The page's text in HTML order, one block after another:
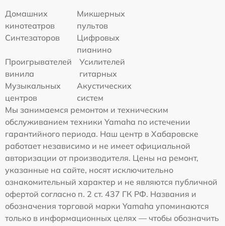
Домашних
кинотеатров
Микшерных
пультов
Синтезаторов
Цифровых
пианино
Проигрывателей
винила
Усилителей
гитарных
Музыкальных
центров
Акустических
систем
Мы занимаемся ремонтом и техническим
обслуживанием техники Yamaha по истечении
гарантийного периода. Наш центр в Хабаровске
работает независимо и не имеет официальной
авторизации от производителя. Цены на ремонт,
указанные на сайте, носят исключительно
ознакомительный характер и не являются публичной
офертой согласно п. 2 ст. 437 ГК РФ. Названия и
обозначения торговой марки Yamaha упоминаются
только в информационных целях — чтобы обозначить